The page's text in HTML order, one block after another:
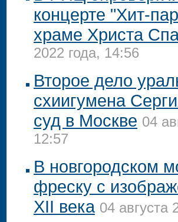
концерте "Хит-
храме Христа
2022 года, 14:56
Второе дело
схиигумена
суд в Москве 04
12:57
В новгородском
фреску с
XII века 04 августа